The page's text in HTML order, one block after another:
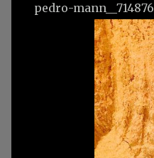
pedro-mann__714876